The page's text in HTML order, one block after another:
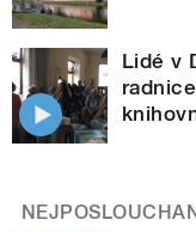
Lidé v